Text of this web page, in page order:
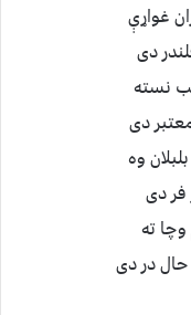
غواړې
دى
نسته
دى
وه
فر دى
ته
در دى